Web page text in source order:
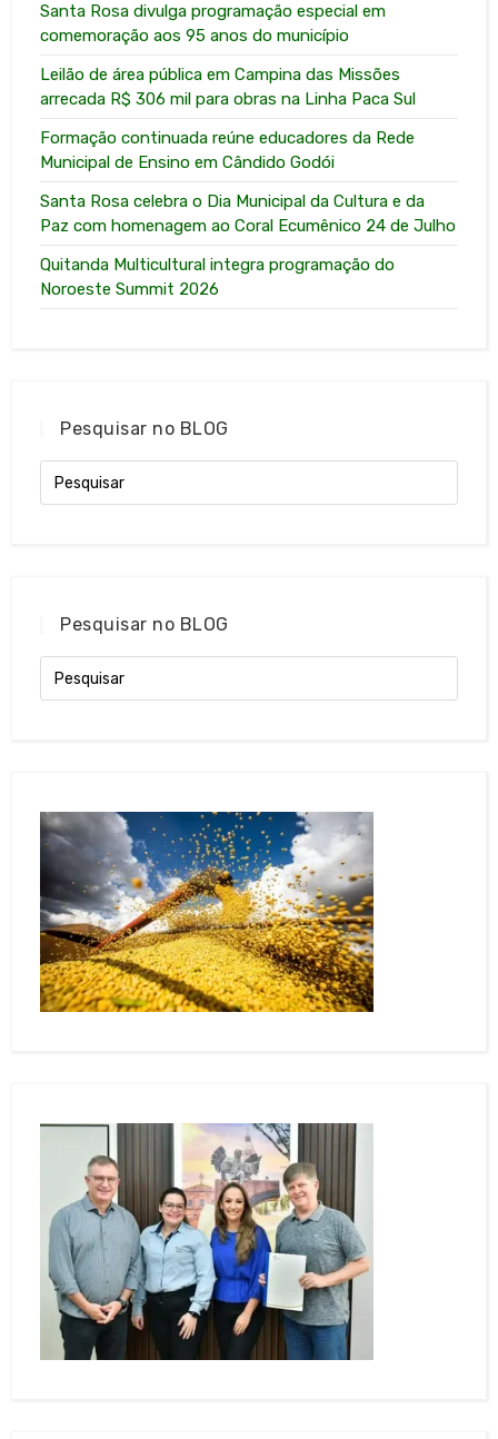
Santa Rosa divulga programação especial em
comemoração aos 95 anos do município
Leilão de área pública em Campina das Missões
arrecada R$ 306 mil para obras na Linha Paca Sul
Formação continuada reúne educadores da Rede
Municipal de Ensino em Cândido Godói
Santa Rosa celebra o Dia Municipal da Cultura e da
Paz com homenagem ao Coral Ecumênico 24 de Julho
Quitanda Multicultural integra programação do
Noroeste Summit 2026
Pesquisar no BLOG
Pesquisar no BLOG